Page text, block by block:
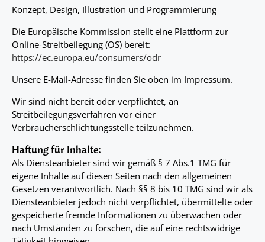
Konzept, Design, Illustration und Programmierung
Die Europäische Kommission stellt eine Plattform zur
Online-Streitbeilegung (OS) bereit:
https://ec.europa.eu/consumers/odr
Unsere E-Mail-Adresse finden Sie oben im Impressum.
Wir sind nicht bereit oder verpflichtet, an
Streitbeilegungsverfahren vor einer
Verbraucherschlichtungsstelle teilzunehmen.
Haftung für Inhalte:
Als Diensteanbieter sind wir gemäß § 7 Abs.1 TMG für
eigene Inhalte auf diesen Seiten nach den allgemeinen
Gesetzen verantwortlich. Nach §§ 8 bis 10 TMG sind wir als
Diensteanbieter jedoch nicht verpflichtet, übermittelte oder
gespeicherte fremde Informationen zu überwachen oder
nach Umständen zu forschen, die auf eine rechtswidrige